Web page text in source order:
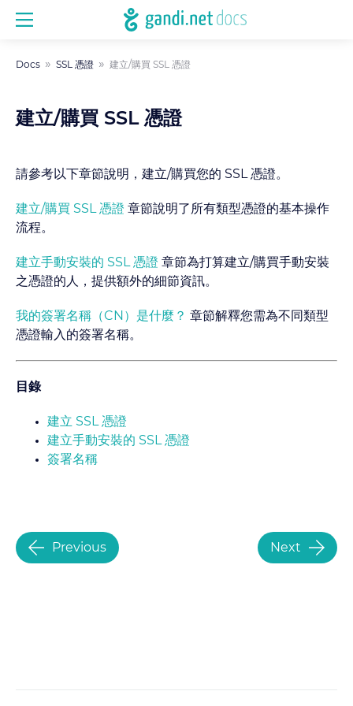
Docs SSL 憑證 建立/購買 SSL 憑證
建立/購買 SSL 憑證
請參考以下章節說明，建立/購買您的 SSL 憑證。
建立/購買 SSL 憑證 章節說明了所有類型憑證的基本操作
流程。
建立手動安裝的 SSL 憑證 章節為打算建立/購買手動安裝
之憑證的人，提供額外的細節資訊。
我的簽署名稱（CN）是什麼？ 章節解釋您需為不同類型
憑證輸入的簽署名稱。
目錄
建立 SSL 憑證
建立手動安裝的 SSL 憑證
簽署名稱
Previous Next